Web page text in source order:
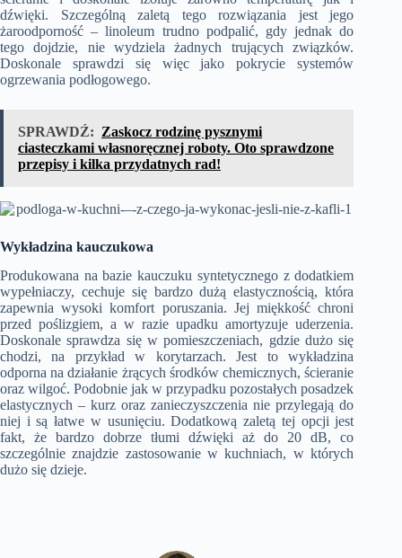
dźwięki. Szczególną zaletą tego rozwiązania jest jego
żaroodporność – linoleum trudno podpalić, gdy jednak do
tego dojdzie, nie wydziela żadnych trujących związków.
Doskonale sprawdzi się więc jako pokrycie systemów
ogrzewania podłogowego.
SPRAWDŹ: Zaskocz rodzinę pysznymi
ciasteczkami własnoręcznej roboty. Oto sprawdzone
przepisy i kilka przydatnych rad!
Wykładzina kauczukowa
Produkowana na bazie kauczuku syntetycznego z dodatkiem
wypełniaczy, cechuje się bardzo dużą elastycznością, która
zapewnia wysoki komfort poruszania. Jej miękkość chroni
przed poślizgiem, a w razie upadku amortyzuje uderzenia.
Doskonale sprawdza się w pomieszczeniach, gdzie dużo się
chodzi, na przykład w korytarzach. Jest to wykładzina
odporna na działanie żrących środków chemicznych, ścieranie
oraz wilgoć. Podobnie jak w przypadku pozostałych posadzek
elastycznych – kurz oraz zanieczyszczenia nie przylegają do
niej i są łatwe w usunięciu. Dodatkową zaletą tej opcji jest
fakt, że bardzo dobrze tłumi dźwięki aż do 20 dB, co
szczególnie znajdzie zastosowanie w kuchniach, w których
dużo się dzieje.